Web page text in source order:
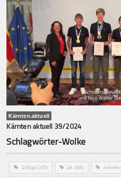
Kärnten.aktuell
Kärnten aktuell 39/2024
Schlagwörter-Wolke
180ga (45) ak (48)